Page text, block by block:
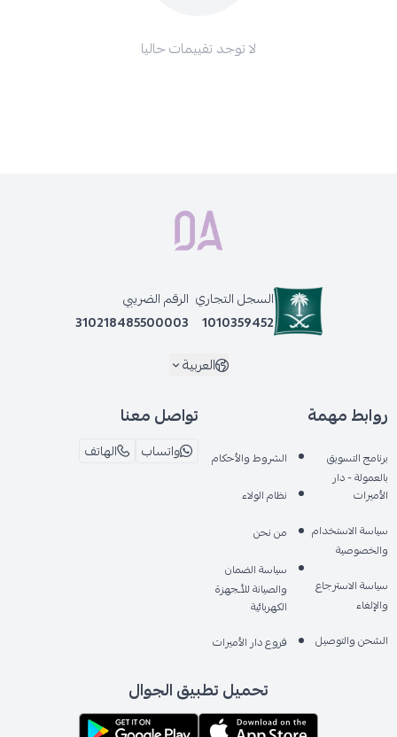
لا توجد تقييمات حاليا
السجل التجاري
1010359452
الرقم الضريبي
310218485500003
العربية
روابط مهمة
برنامج التسويق
بالعمولة - دار
الأميرات
سياسة الاستخدام
والخصوصية
سياسة الاسترجاع
والإلغاء
الشحن والتوصيل
الشروط والأحكام
نظام الولاء
من نحن
سياسة الضمان
والصيانة للأـجهزة
الكهربائية
فروع دار الأميرات
تواصل معنا
واتساب الهاتف
تحميل تطبيق الجوال